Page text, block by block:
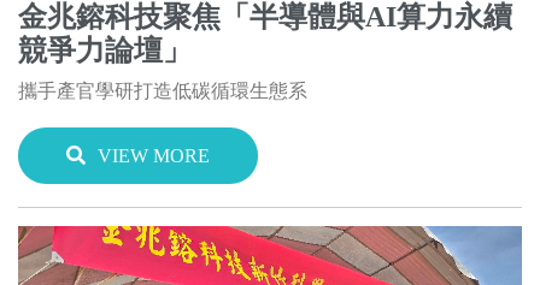
金兆鎔科技聚焦「半導體與AI算力永續
競爭力論壇」
攜手產官學研打造低碳循環生態系
VIEW MORE